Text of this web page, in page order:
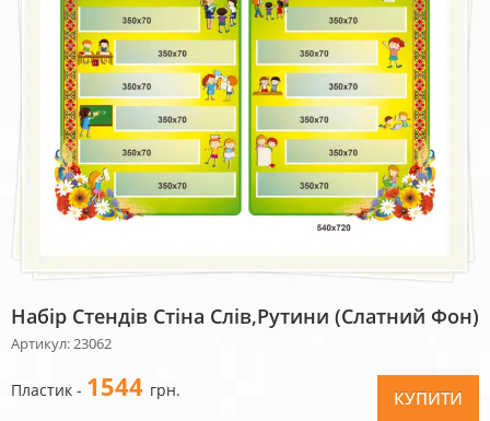
Набір Стендів Стіна Слів,рутини (слатний Фон)
Артикул: 23062
Пластик - 1544 грн. КУПИТИ